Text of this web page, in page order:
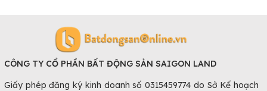
CÔNG TY CỔ PHẦN BẤT ĐỘNG SẢN SAIGON LAND
Giấy phép đăng ký kinh doanh số 0315459774 do Sở Kế hoạch